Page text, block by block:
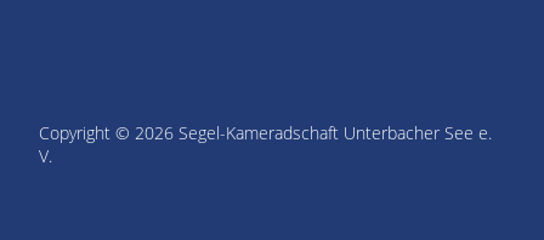
Copyright © 2026 Segel-Kameradschaft Unterbacher See e.
V.